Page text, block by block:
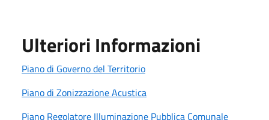
Ulteriori Informazioni
Piano di Governo del Territorio
Piano di Zonizzazione Acustica
Piano Regolatore Illuminazione Pubblica Comunale